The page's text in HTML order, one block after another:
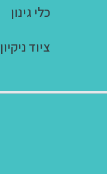
כלי גינון
ציוד ניקיון